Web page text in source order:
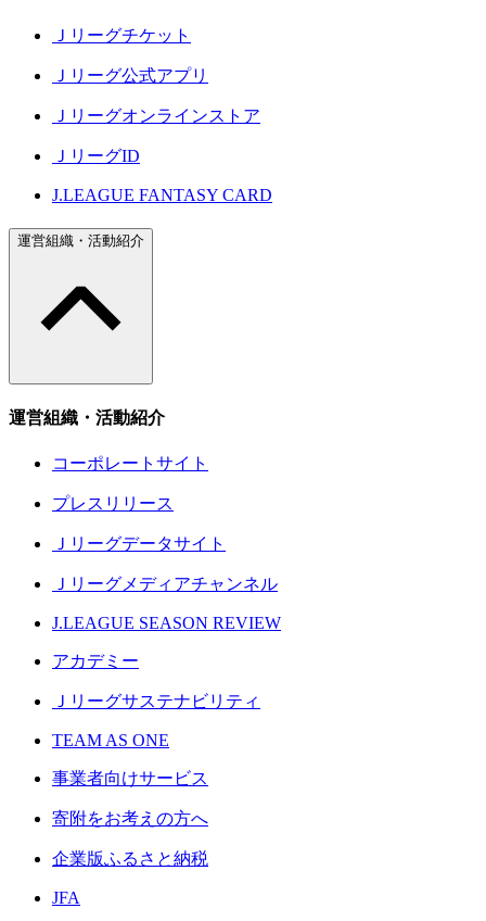
Ｊリーグチケット
Ｊリーグ公式アプリ
Ｊリーグオンラインストア
ＪリーグID
J.LEAGUE FANTASY CARD
運営組織・活動紹介
運営組織・活動紹介
コーポレートサイト
プレスリリース
Ｊリーグデータサイト
Ｊリーグメディアチャンネル
J.LEAGUE SEASON REVIEW
アカデミー
Ｊリーグサステナビリティ
TEAM AS ONE
事業者向けサービス
寄附をお考えの方へ
企業版ふるさと納税
JFA